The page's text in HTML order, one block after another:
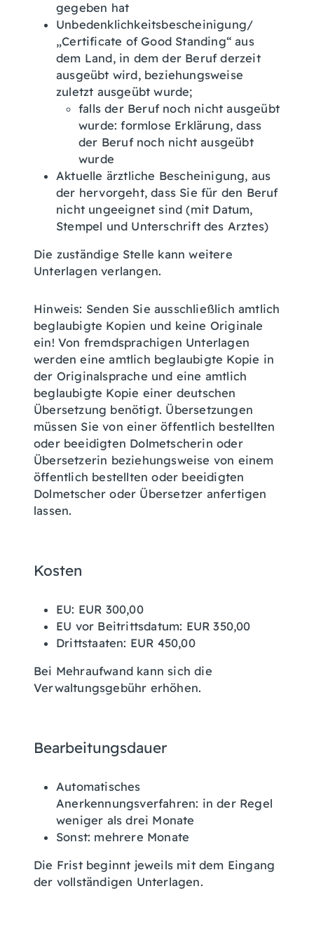
gegeben hat
Unbedenklichkeitsbescheinigung/
„Certificate of Good Standing“ aus
dem Land, in dem der Beruf derzeit
ausgeübt wird, beziehungsweise
zuletzt ausgeübt wurde;
falls der Beruf noch nicht ausgeübt
wurde: formlose Erklärung, dass
der Beruf noch nicht ausgeübt
wurde
Aktuelle ärztliche Bescheinigung, aus
der hervorgeht, dass Sie für den Beruf
nicht ungeeignet sind (mit Datum,
Stempel und Unterschrift des Arztes)
Die zuständige Stelle kann weitere
Unterlagen verlangen.
Hinweis: Senden Sie ausschließlich amtlich
beglaubigte Kopien und keine Originale
ein! Von fremdsprachigen Unterlagen
werden eine amtlich beglaubigte Kopie in
der Originalsprache und eine amtlich
beglaubigte Kopie einer deutschen
Übersetzung benötigt. Übersetzungen
müssen Sie von einer öffentlich bestellten
oder beeidigten Dolmetscherin oder
Übersetzerin beziehungsweise von einem
öffentlich bestellten oder beeidigten
Dolmetscher oder Übersetzer anfertigen
lassen.
Kosten
EU: EUR 300,00
EU vor Beitrittsdatum: EUR 350,00
Drittstaaten: EUR 450,00
Bei Mehraufwand kann sich die
Verwaltungsgebühr erhöhen.
Bearbeitungsdauer
Automatisches
Anerkennungsverfahren: in der Regel
weniger als drei Monate
Sonst: mehrere Monate
Die Frist beginnt jeweils mit dem Eingang
der vollständigen Unterlagen.